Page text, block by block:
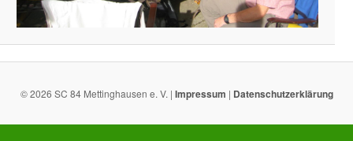
© 2026 SC 84 Mettinghausen e. V. | Impressum | Datenschutzerklärung